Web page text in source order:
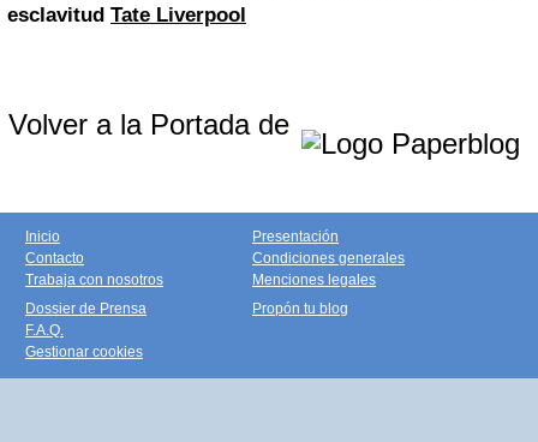
esclavitud Tate Liverpool
Volver a la Portada de
Inicio
Contacto
Trabaja con nosotros
Presentación
Condiciones generales
Menciones legales
Dossier de Prensa
F.A.Q.
Gestionar cookies
Propón tu blog